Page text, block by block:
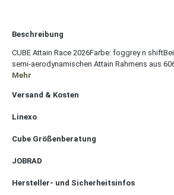
Beschreibung
CUBE Attain Race 2026Farbe: foggrey n
semi-aerodynamischen Attain Rahmens aus
Mehr
Versand & Kosten
Linexo
Cube Größenberatung
JOBRAD
Hersteller- und Sicherheitsinfos